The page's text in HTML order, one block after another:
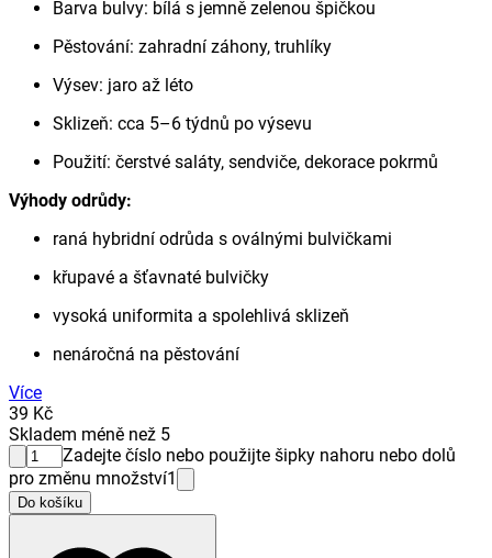
Barva bulvy: bílá s jemně zelenou špičkou
Pěstování: zahradní záhony, truhlíky
Výsev: jaro až léto
Sklizeň: cca 5–6 týdnů po výsevu
Použití: čerstvé saláty, sendviče, dekorace pokrmů
Výhody odrůdy:
raná hybridní odrůda s oválnými bulvičkami
křupavé a šťavnaté bulvičky
vysoká uniformita a spolehlivá sklizeň
nenáročná na pěstování
Více
39 Kč
Skladem méně než 5
Zadejte číslo nebo použijte šipky nahoru nebo dolů
pro změnu množství1
Do košíku